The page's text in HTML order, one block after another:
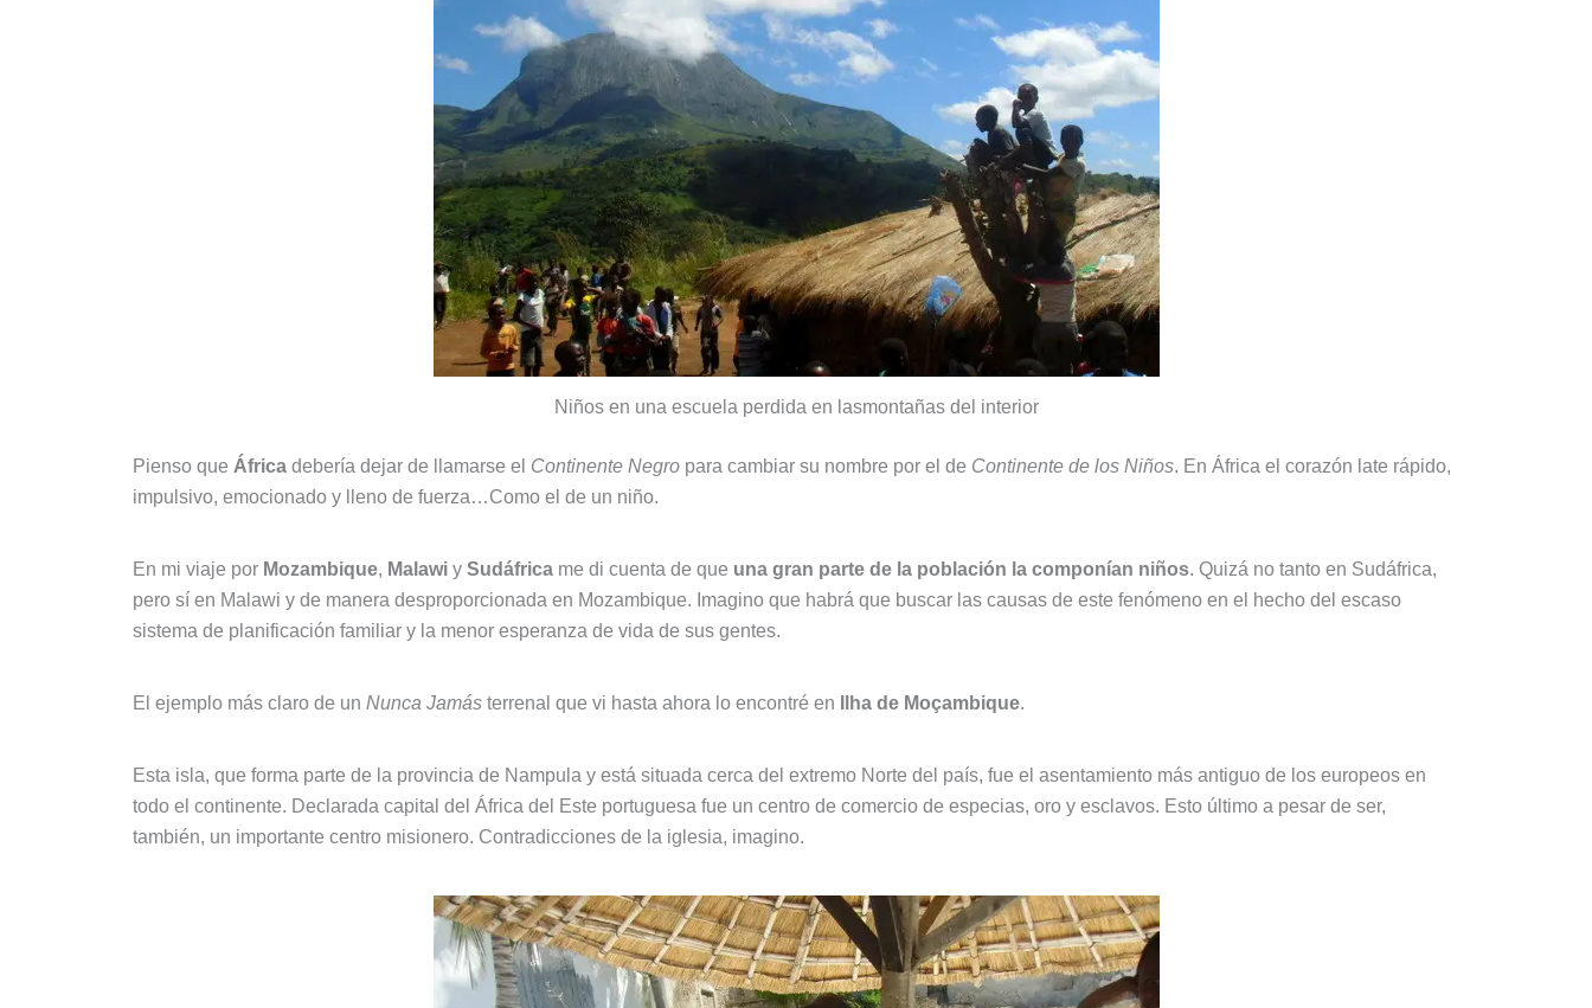
Niños en una escuela perdida en lasmontañas del interior
Pienso que África debería dejar de llamarse el Continente Negro para cambiar su nombre por el de Continente de los Niños. En África el corazón late rápido,
impulsivo, emocionado y lleno de fuerza…Como el de un niño.
En mi viaje por Mozambique, Malawi y Sudáfrica me di cuenta de que una gran parte de la población la componían niños. Quizá no tanto en Sudáfrica,
pero sí en Malawi y de manera desproporcionada en Mozambique. Imagino que habrá que buscar las causas de este fenómeno en el hecho del escaso
sistema de planificación familiar y la menor esperanza de vida de sus gentes.
El ejemplo más claro de un Nunca Jamás terrenal que vi hasta ahora lo encontré en Ilha de Moçambique.
Esta isla, que forma parte de la provincia de Nampula y está situada cerca del extremo Norte del país, fue el asentamiento más antiguo de los europeos en
todo el continente. Declarada capital del África del Este portuguesa fue un centro de comercio de especias, oro y esclavos. Esto último a pesar de ser,
también, un importante centro misionero. Contradicciones de la iglesia, imagino.